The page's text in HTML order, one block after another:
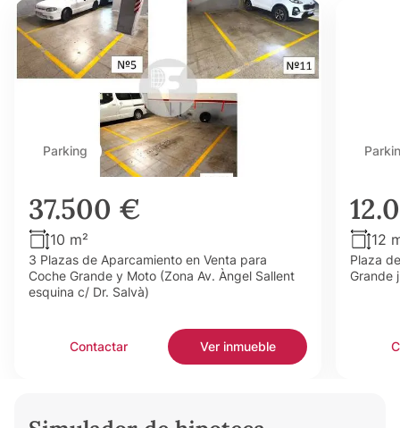
Parking
37.500 €
10 m²
3 Plazas de Aparcamiento en Venta para
Coche Grande y Moto (Zona Av. Àngel Sallent
esquina c/ Dr. Salvà)
Contactar Ver inmueble
12
Plaza
Grande